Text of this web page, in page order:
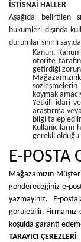
İSTİSNAİ HALLER
Aşağıda belirtilen
hükümleri dışında
durumlar sınırlı
Kanun,
otorite
getirdiği
koymak
Yetkili idari
araştırma
bilgi talep
gerekli
E-POSTA
Mağazamızın
göndereceğiniz e-
yazmayınız. E-
görülebilir. Firmamız
koşulda garanti
TARAYICI ÇEREZLERİ